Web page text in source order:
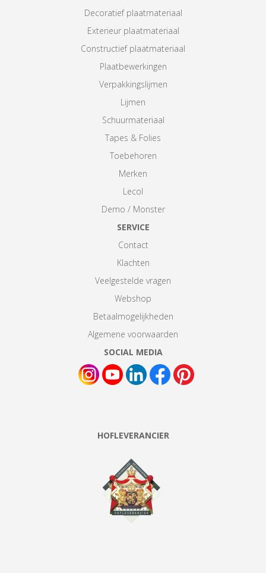
Decoratief plaatmateriaal
Exterieur plaatmateriaal
Constructief plaatmateriaal
Plaatbewerkingen
Verpakkingslijmen
Lijmen
Schuurmateriaal
Tapes & Folies
Toebehoren
Merken
Lecol
Demo / Monster
SERVICE
Contact
Klachten
Veelgestelde vragen
Webshop
Betaalmogelijkheden
Algemene voorwaarden
SOCIAL MEDIA
HOFLEVERANCIER